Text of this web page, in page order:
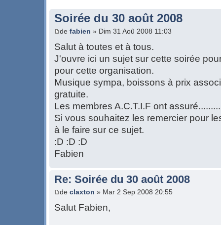
Soirée du 30 août 2008
de fabien » Dim 31 Aoû 2008 11:03
Salut à toutes et à tous.
J'ouvre ici un sujet sur cette soirée
pour cette organisation.
Musique sympa, boissons à prix
gratuite.
Les membres A.C.T.I.F ont
Si vous souhaitez les remercier pour
à le faire sur ce sujet.
:D :D :D
Fabien
Re: Soirée du 30 août 2008
de claxton » Mar 2 Sep 2008 20:55
Salut Fabien,